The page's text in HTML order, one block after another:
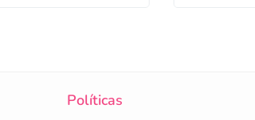
Políticas